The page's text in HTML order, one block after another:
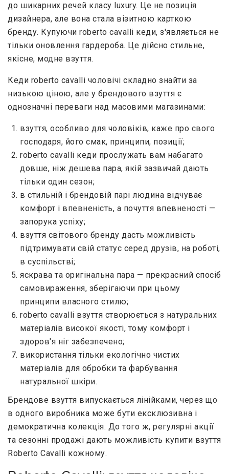
до шикарних речей класу luxury. Це не позиція
дизайнера, але вона стала візитною карткою
бренду. Купуючи roberto cavalli кеди, з'являється не
тільки оновлення гардероба. Це дійсно стильне,
якісне, модне взуття.
Кеди roberto cavalli чоловічі складно знайти за
низькою ціною, але у брендового взуття є
однозначні переваги над масовими магазинами:
взуття, особливо для чоловіків, каже про свого
господаря, його смак, принципи, позиції;
roberto cavalli кеди прослужать вам набагато
довше, ніж дешева пара, якій зазвичай дають
тільки один сезон;
в стильній і брендовій парі людина відчуває
комфорт і впевненість, а почуття впевненості —
запорука успіху;
взуття світового бренду дасть можливість
підтримувати свій статус серед друзів, на роботі,
в суспільстві;
яскрава та оригінальна пара — прекрасний спосіб
самовираження, зберігаючи при цьому
принципи власного стилю;
roberto cavalli взуття створюється з натуральних
матеріалів високої якості, тому комфорт і
здоров'я ніг забезпечено;
використання тільки екологічно чистих
матеріалів для обробки та фарбування
натуральної шкіри.
Брендове взуття випускається лінійками, через що
в одного виробника може бути ексклюзивна і
демократична колекція. До того ж, регулярні акції
та сезонні продажі дають можливість купити взуття
Roberto Cavalli кожному.